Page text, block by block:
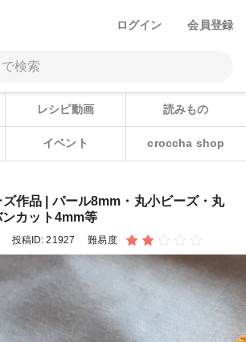
ログイン 会員登録
レシピ動画 読みもの
イベント croccha shop
作品 | パール8mm・丸小ビーズ・丸
カット4mm等
投稿ID:21927 難易度